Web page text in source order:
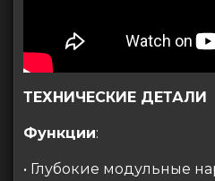
ТЕХНИЧЕСКИЕ ДЕТАЛИ
Функции:
• Глубокие модульные